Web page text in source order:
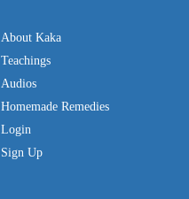
About Kaka
Teachings
Audios
Homemade Remedies
Login
Sign Up